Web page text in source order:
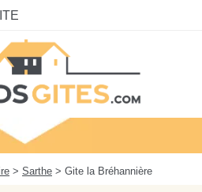
> Sarthe > Gite la Bréhannière